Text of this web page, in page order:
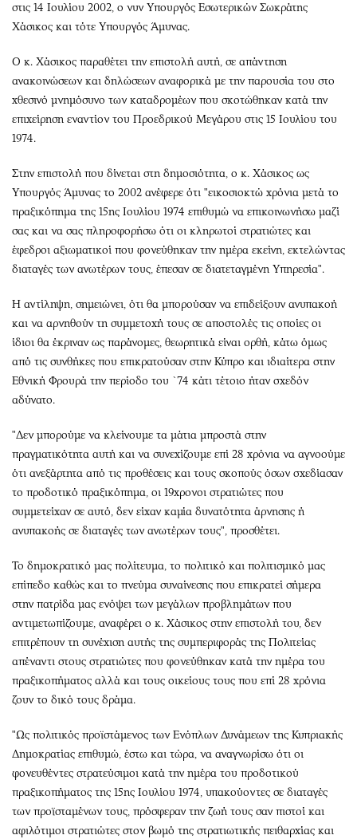
Ελλάδα
Κόσμος
Παράξενα
Πολιτισμός
Σινεμά
Θέατρο-Χορός
Εικαστικά
Βιβλίο
Χειρόγραφα
Συνταγές
Media
Εκπομπές
Wine routes
Podcasts
Προσφορές
Προσωπικότητες στην ''Κ''
Επιστολές
στις 14 Ιουλίου 2002, ο νυν Υπουργός Εσωτερικών Σωκράτης
Χάσικος και τότε Υπουργός Άμυνας.
Ο κ. Χάσικος παραθέτει την επιστολή αυτή, σε απάντηση
ανακοινώσεων και δηλώσεων αναφορικά με την παρουσία του στο
χθεσινό μνημόσυνο των καταδρομέων που σκοτώθηκαν κατά την
επιχείρηση εναντίον του Προεδρικού Μεγάρου στις 15 Ιουλίου του
1974.
Στην επιστολή που δίνεται στη δημοσιότητα, ο κ. Χάσικος ως
Υπουργός Άμυνας το 2002 ανέφερε ότι "εικοσιοκτώ χρόνια μετά το
πραξικόπημα της 15ης Ιουλίου 1974 επιθυμώ να επικοινωνήσω μαζί
σας και να σας πληροφορήσω ότι οι κληρωτοί στρατιώτες και
έφεδροι αξιωματικοί που φονεύθηκαν την ημέρα εκείνη, εκτελώντας
διαταγές των ανωτέρων τους, έπεσαν σε διατεταγμένη Υπηρεσία".
Η αντίληψη, σημειώνει, ότι θα μπορούσαν να επιδείξουν ανυπακοή
και να αρνηθούν τη συμμετοχή τους σε αποστολές τις οποίες οι
ίδιοι θα έκριναν ως παράνομες, θεωρητικά είναι ορθή, κάτω όμως
από τις συνθήκες που επικρατούσαν στην Κύπρο και ιδιαίτερα στην
Εθνική Φρουρά την περίοδο του `74 κάτι τέτοιο ήταν σχεδόν
αδύνατο.
"Δεν μπορούμε να κλείνουμε τα μάτια μπροστά στην
πραγματικότητα αυτή και να συνεχίζουμε επί 28 χρόνια να αγνοούμε
ότι ανεξάρτητα από τις προθέσεις και τους σκοπούς όσων σχεδίασαν
το προδοτικό πραξικόπημα, οι 19χρονοι στρατιώτες που
συμμετείχαν σε αυτό, δεν είχαν καμία δυνατότητα άρνησης ή
ανυπακοής σε διαταγές των ανωτέρων τους", προσθέτει.
Το δημοκρατικό μας πολίτευμα, το πολιτικό και πολιτισμικό μας
επίπεδο καθώς και το πνεύμα συναίνεσης που επικρατεί σήμερα
στην πατρίδα μας ενόψει των μεγάλων προβλημάτων που
αντιμετωπίζουμε, αναφέρει ο κ. Χάσικος στην επιστολή του, δεν
επιτρέπουν τη συνέχιση αυτής της συμπεριφοράς της Πολιτείας
απέναντι στους στρατιώτες που φονεύθηκαν κατά την ημέρα του
πραξικοπήματος αλλά και τους οικείους τους που επί 28 χρόνια
ζουν το δικό τους δράμα.
"Ως πολιτικός προϊστάμενος των Ενόπλων Δυνάμεων της Κυπριακής
Δημοκρατίας επιθυμώ, έστω και τώρα, να αναγνωρίσω ότι οι
φονευθέντες στρατεύσιμοι κατά την ημέρα του προδοτικού
πραξικοπήματος της 15ης Ιουλίου 1974, υπακούοντες σε διαταγές
των προϊσταμένων τους, πρόσφεραν την ζωή τους σαν πιστοί και
αφιλότιμοι στρατιώτες στον βωμό της στρατιωτικής πειθαρχίας και